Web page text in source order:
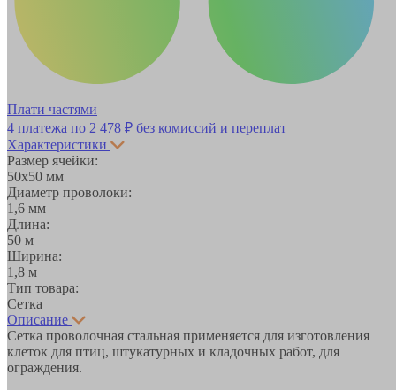
Плати частями
4 платежа по 2 478 ₽ без комиссий и переплат
Характеристики
Размер ячейки:
50х50 мм
Диаметр проволоки:
1,6 мм
Длина:
50 м
Ширина:
1,8 м
Тип товара:
Сетка
Описание
Сетка проволочная стальная применяется для изготовления
клеток для птиц, штукатурных и кладочных работ, для
ограждения.